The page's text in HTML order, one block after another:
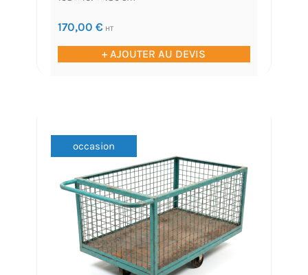
170,00 € HT
+ AJOUTER AU DEVIS
occasion